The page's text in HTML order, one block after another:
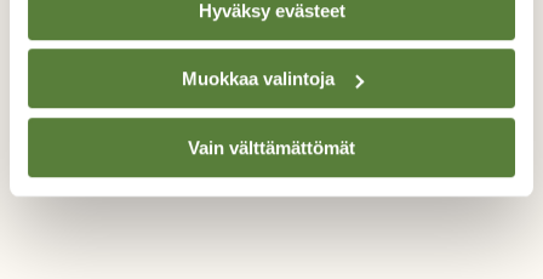
Hyväksy evästeet
Muokkaa valintoja
Vain välttämättömät